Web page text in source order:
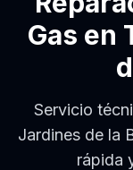
Gas en
Servicio
Jardines de la
rápida